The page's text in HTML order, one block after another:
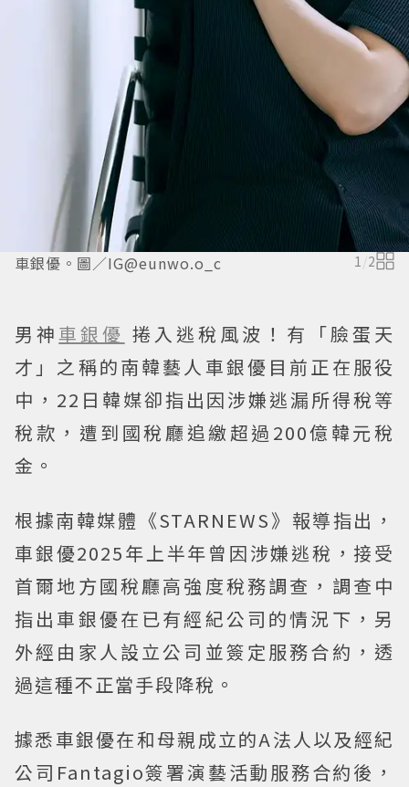
車銀優。圖／IG@eunwo.o_c 1/2
男神 車銀優 捲入逃稅風波！有「臉蛋天
才」之稱的南韓藝人車銀優目前正在服役
中，22日韓媒卻指出因涉嫌逃漏所得稅等
稅款，遭到國稅廳追繳超過200億韓元稅
金。
根據南韓媒體《STARNEWS》報導指出，
車銀優2025年上半年曾因涉嫌逃稅，接受
首爾地方國稅廳高強度稅務調查，調查中
指出車銀優在已有經紀公司的情況下，另
外經由家人設立公司並簽定服務合約，透
過這種不正當手段降稅。
據悉車銀優在和母親成立的A法人以及經紀
公司Fantagio簽署演藝活動服務合約後，